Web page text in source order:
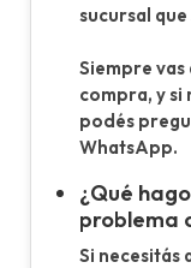
sucursal
Siempre
compra, y
podés
WhatsApp.
¿Qué
problema
Si necesitás